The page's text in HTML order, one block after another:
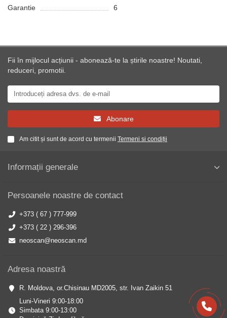
Garantie 6
Fii în mijlocul acțiunii - abonează-te la știrile noastre! Noutati,
reduceri, promotii.
Abonare
Am citit și sunt de acord cu termenii Termeni si condiții
Informații generale
Persoanele noastre de contact
+373 ( 67 ) 777-999
+373 ( 22 ) 296-396
neoscan@neoscan.md
Adresa noastră
R. Moldova, or.Chisinau MD2005, str. Ivan Zaikin 51
Luni-Vineri 9:00-18:00
Simbata 9:00-13:00